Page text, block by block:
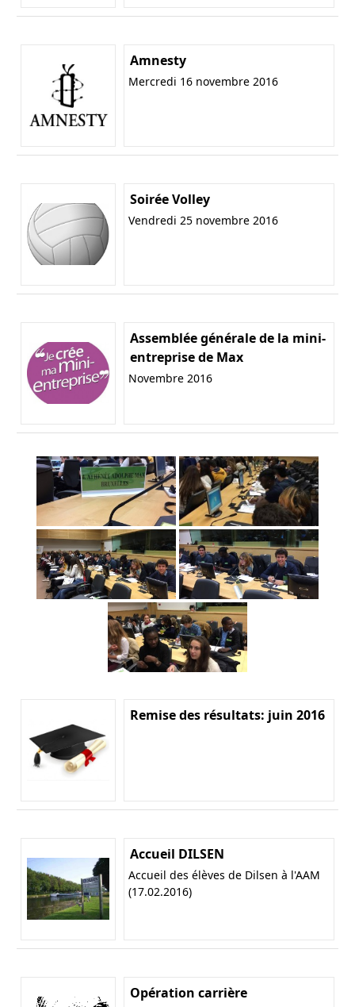
Amnesty
Mercredi 16 novembre 2016
Soirée Volley
Vendredi 25 novembre 2016
Assemblée générale de la mini-
entreprise de Max
Novembre 2016
Remise des résultats: juin 2016
Accueil DILSEN
Accueil des élèves de Dilsen à l'AAM
(17.02.2016)
Opération carrière